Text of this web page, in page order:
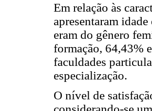
Em relação às
apresentaram
eram do gênero
formação, 64,43%
faculdades
especialização.
O nível de